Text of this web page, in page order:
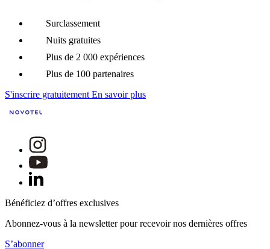
Surclassement
Nuits gratuites
Plus de 2 000 expériences
Plus de 100 partenaires
S'inscrire gratuitement En savoir plus
Bénéficiez d’offres exclusives
Abonnez-vous à la newsletter pour recevoir nos dernières offres
S’abonner